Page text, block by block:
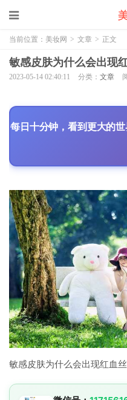
当前位置： 美妆网 > 文章 > 正文
敏感皮肤为什么会出现
2023-05-14 02:40:11 分类： 文章
每日十分钟，看到更大的
敏感皮肤为什么会出现红血